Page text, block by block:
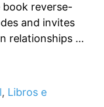
reverse-
and invites
relationships …
, Libros e